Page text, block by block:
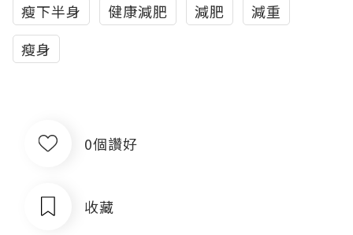
瘦下半身 健康減肥 減肥
減重
瘦身
0個讚好
收藏